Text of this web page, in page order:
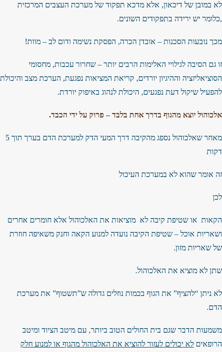
לא במובן של דיכאון, אלא מדכא תפקוד של מערכת העצבים המרכזית
,כלומר יש ירידה בתפקודים השונים.
מכך נובעות הסכנות – אובדן הכרה, הפסקת נשימה ודום לב – מוות!
זו גם הסיבה לגילויי האלימות הרבים יותר – שחרור עכבות, מחסומי
הסוציאליזציה וההיגיון יורדים, קריאת המציאות נפגעת, הערכת מצב והיכולת
להפעיל שיקול דעת נפגעים, היכולת לנהוג באיפוק יורדת.
אלכוהול יוצא מהגוף בדרך אחת בלבד – פרוק על ידי הכבד.
מאחר שאלכוהול נספג מהקיבה דרך המעי הדק למערכת הדם בערך תוך 5
דקות
זה אומר שהוא לא במערכת העיכול
לכן
הקאות או שטיפת קיבה לא מוציאות את האלכוהול אלא חומרים אחרים
ושאריות אוכל – שטיפת הקיבה נועדה למנוע הקאה וחנק משאיפה חוזרת
של שאריות מזון.
שתן לא מוציא את האלכוהול.
לא ניתן “להציף” את הגוף בכמות נוזלים גדולה ש”תשטוף” את מערכת
הדם.
משמעות הדבר שגם בית החולים הטוב ביותר, עם מיטב הציוד ומיטב
הרופאים לא יכולים לעזור להוציא את האלכוהול מהגוף או למנוע חלק